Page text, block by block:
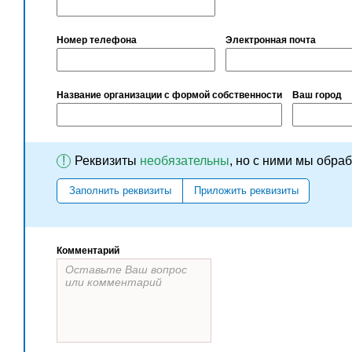
Номер телефона Электронная почта
Название организации с формой собственности Ваш город
! Реквизиты необязательны, но с ними мы
Заполнить реквизиты Приложить реквизиты
Комментарий